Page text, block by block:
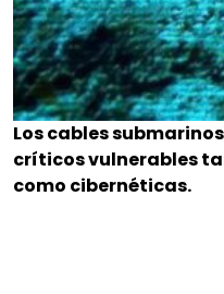
Los cables
críticos vulnerables
como cibernéticas.